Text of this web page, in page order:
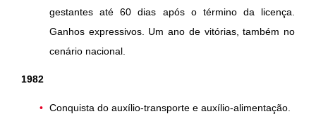
gestantes até 60 dias após o término da licença.
Ganhos expressivos. Um ano de vitórias, também no
cenário nacional.
1982
Conquista do auxílio-transporte e auxílio-alimentação.